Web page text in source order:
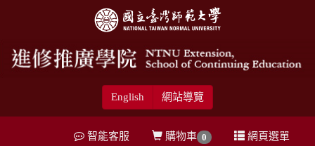
English 網站導覽
網頁選單
購物車 0
智能客服